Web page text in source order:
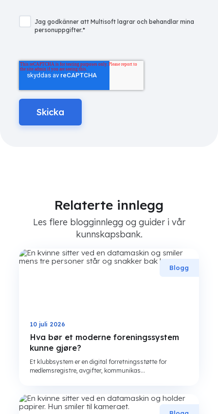
Jag godkänner att Multisoft lagrar och behandlar mina
personuppgifter.*
Relaterte innlegg
Les flere blogginnlegg og guider i vår
kunnskapsbank.
Blogg
10 juli 2026
Hva bør et moderne foreningssystem
kunne gjøre?
Et klubbsystem er en digital forretningsstøtte for
medlemsregistre, avgifter, kommunikas...